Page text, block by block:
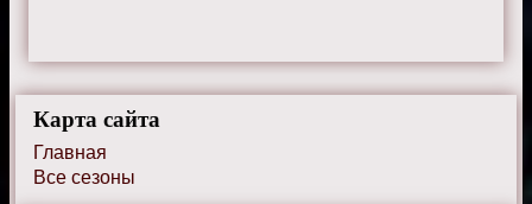
Карта сайта
Главная
Все сезоны